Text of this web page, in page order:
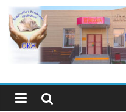
Skip
to
content
Майлин